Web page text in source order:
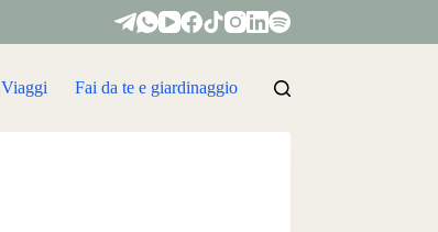
Viaggi Fai da te e giardinaggio